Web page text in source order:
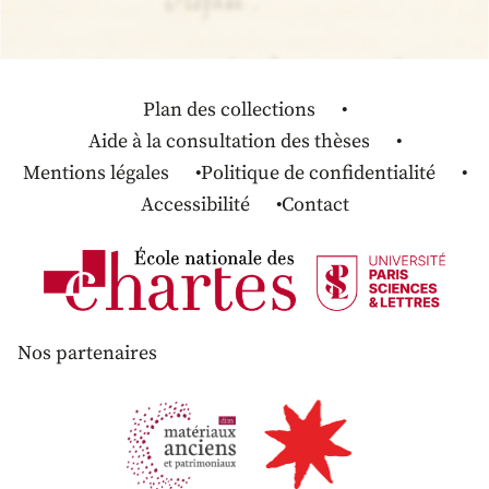
Plan des collections
Aide à la consultation des thèses
Mentions légales
Politique de confidentialité
Accessibilité
Contact
Nos partenaires